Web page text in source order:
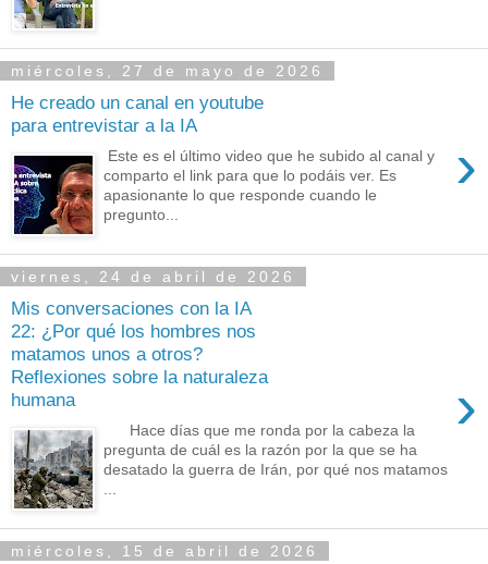
miércoles, 27 de mayo de 2026
He creado un canal en youtube
para entrevistar a la IA
›
Este es el último video que he subido al canal y
comparto el link para que lo podáis ver. Es
apasionante lo que responde cuando le
pregunto...
viernes, 24 de abril de 2026
Mis conversaciones con la IA
22: ¿Por qué los hombres nos
matamos unos a otros?
Reflexiones sobre la naturaleza
humana
›
Hace días que me ronda por la cabeza la
pregunta de cuál es la razón por la que se ha
desatado la guerra de Irán, por qué nos matamos
...
miércoles, 15 de abril de 2026